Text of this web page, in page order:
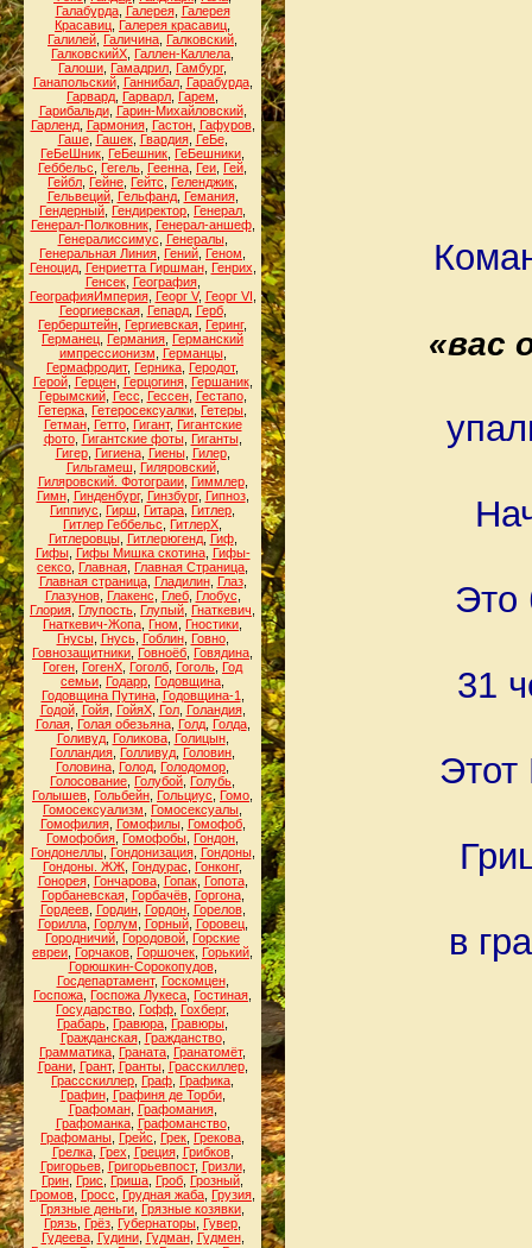
Галабурда, Галерея, Галерея
Красавиц Галерея красавиц
Галилей Галичина Галковский
ГалковскийХ Галлен-Каллела
Галоши Гамадрил Гамбург,
Ганапольский, Ганнибал, Гарабурда,
Гарвард Гарварл Гарем
Гарибальди, Гарин-Михайловский,
Гарленд, Гармония, Гастон, Гафуров,
Гаше, Гашек, Гвардия, ГеБе,
ГеБеШник ГеБешник ГеБешники
Геббельс
Гегель Геенна Геи Гей
Гейбл Гейне Гейтс Геленджик
Гельвеций, Гельфанд, Гемания,
Гендерный Гендиректор Генерал
Генерал-Полковник, Генерал-аншеф,
Генералиссимус
Генералы,
Генеральная Линия Гений Геном
Геноцид, Генриетта Гиршман, Генрих
Генсек, География,
ГеографияИмперия, Георг V, Георг VI
Георгиевская, Гепард, Герб,
Герберштейн Гергиевская Геринг,
Германец Германия Германский
импрессионизм
Германцы,
Гермафродит, Герника Геродот,
Герой, Герцен, Герцогиня, Гершаник,
Герымский, Гесс Гессен, Гестапо,
Гетерка Гетеросексуалки Гетеры
Гетман, Гетто, Гигант, Гигантские
фото, Гигантские фоты, Гиганты,
Гигер, Гигиена, Гиены, Гилер,
Гильгамеш
Гиляровский,
Гиляровский. Фотограии, Гиммлер,
Гимн, Гинденбург, Гинзбург, Гипноз,
Гиппиус
Гирш Гитара Гитлер
Гитлер Геббельс
ГитлерХ
Гитлеровцы, Гитлерюгенд, Гиф,
Гифы, Гифы Мишка скотина, Гифы-
сексо Главная Главная Страница
Главная страница, Гладилин, Глаз,
Глазунов, Глакенс Глеб, Глобус
Глория Глупость Глупый Гнаткевич
Гнаткевич-Жопа Гном Гностики
Гнусы, Гнусь, Гоблин, Говно,
Говнозащитники Говноёб Говядина
Гоген ГогенХ Гоголб Гоголь Год
семьи Годарр Годовщина
Годовщина Путина, Годовщина-1
Годой, Гойя, ГойяХ, Гол, Голандия,
Голая, Голая обезьяна, Голд, Голда,
Голивуд, Голикова, Голицын,
Голландия Голливуд Головин
Головина Голод Голодомор
Голосование Голубой Голубь
Голышев Гольбейн Гольциус Гомо
Гомосексуализм
Гомосексуалы
Гомофилия, Гомофилы, Гомофоб,
Гомофобия Гомофобы Гондон
Гондонеллы, Гондонизация, Гондоны,
Гондоны. ЖЖ Гондурас Гонконг,
Гонорея, Гончарова, Гопак, Гопота,
Горбаневская, Горбачёв, Горгона,
Гордеев, Гордин, Гордон, Горелов,
Горилла, Горлум Горный, Горовец,
Городничий Городовой Горские
евреи Горчаков Горшочек Горький
Горюшкин-Сорокопудов,
Госдепартамент, Госкомцен,
Госпожа Госпожа Лукеса Гостиная
Государство Гофф Гохберг,
Грабарь Гравюра Гравюры
Гражданская, Гражданство,
Грамматика Граната Гранатомёт,
Грани, Грант, Гранты, Грасскиллер,
Грассскиллер Граф Графика
Графин, Графиня де Торби,
Графоман, Графомания,
Графоманка, Графоманство,
Графоманы Грейс Грек Грекова
Грелка, Грех Греция, Грибков,
Григорьев, Григорьевпост, Гризли,
Грин Грис Гриша Гроб Грозный
Громов Гросс Грудная жаба Грузия
Грязные деньги Грязные козявки
Грязь Грёз Губернаторы Гувер
Гудеева, Гудини, Гудман, Гудмен,
«вас
Это
31
Этот
в